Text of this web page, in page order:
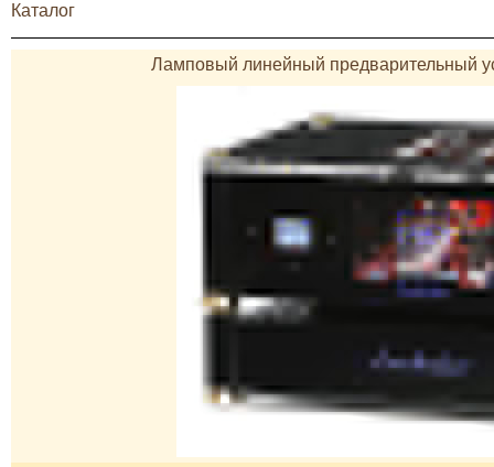
Каталог
Ламповый линейный предварительный